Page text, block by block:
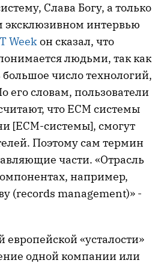
Слава Богу, а только
эксклюзивном интервью
Weekон сказал, что
людьми, так как
число технологий,
его словам, пользователи
что ECM системы
[ECM-системы], смогут
Поэтому сам термин
части. «Отрасль
например,
(records management)» -
«усталости»
одной компании или